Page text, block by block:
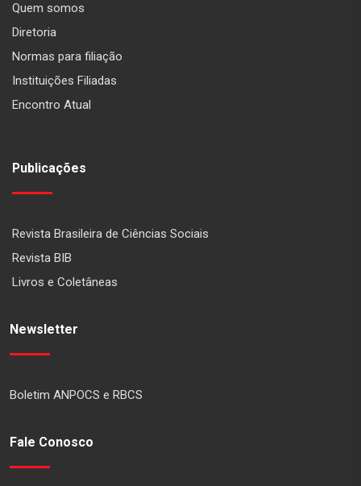
Quem somos
Diretoria
Normas para filiação
Instituições Filiadas
Encontro Atual
Publicações
Revista Brasileira de Ciências Sociais
Revista BIB
Livros e Coletâneas
Newsletter
Boletim ANPOCS e RBCS
Fale Conosco